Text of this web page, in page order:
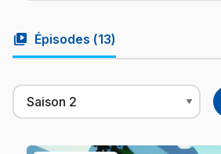
video_library Épisodes (13)